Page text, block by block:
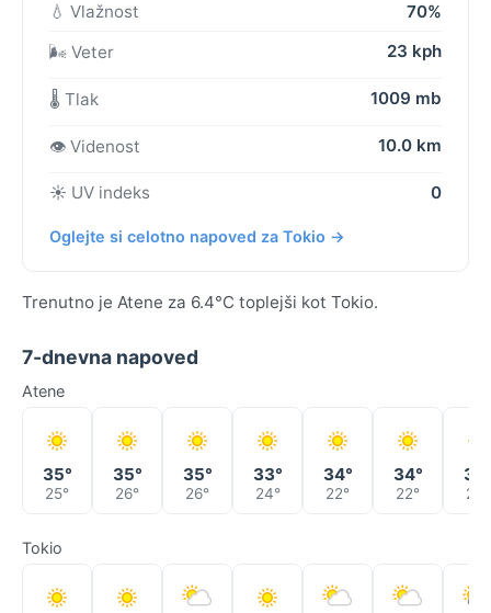
💧 Vlažnost
70%
🌬️ Veter
23 kph
🌡️ Tlak 1009 mb
👁️ Videnost 10.0 km
☀️ UV indeks 0
Oglejte si celotno napoved za Tokio →
Trenutno je Atene za 6.4°C toplejši kot Tokio.
7-dnevna napoved
Atene
35°
25°
35°
26°
35°
26°
33°
24°
34°
22°
34°
22° 22°
Tokio